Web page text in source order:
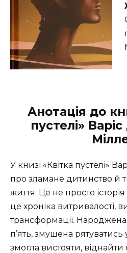
Анотація до
пустелі» Варіс
У книзі «Квітка пустелі»
про зламане дитинство й
життя. Це не просто
це хроніка витривалості,
трансформації. Народжена
п’ять, змушена
змогла вистояти, віднайти